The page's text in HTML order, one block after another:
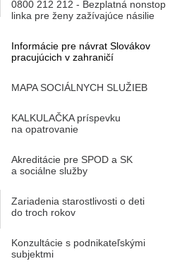
0800 212 212 - Bezplatná nonstop
linka pre ženy zažívajúce násilie
Informácie pre návrat Slovákov
pracujúcich v zahraničí
MAPA SOCIÁLNYCH SLUŽIEB
KALKULAČKA príspevku
na opatrovanie
Akreditácie pre SPOD a SK
a sociálne služby
Zariadenia starostlivosti o deti
do troch rokov
Konzultácie s podnikateľskými
subjektmi